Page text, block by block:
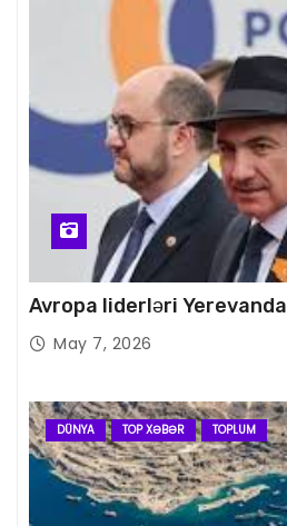
Avropa liderləri Yerevanda
May 7, 2026
DÜNYA TOP XƏBƏR TOPLUM